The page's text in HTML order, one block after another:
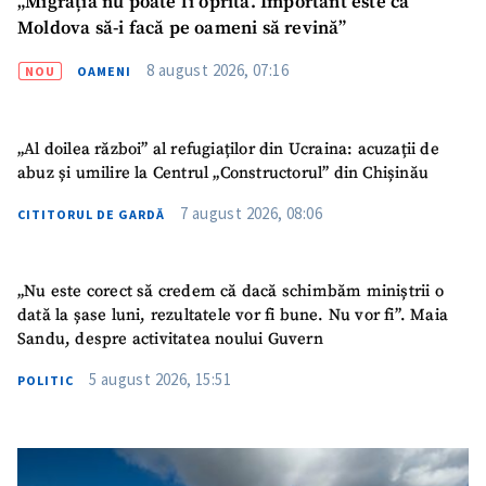
SUSȚINE
Moldova să-i facă pe oameni să revină”
NOU OAMENI 8 august 2026, 07:16
„Al doilea război” al refugiaților din Ucraina: acuzații de
abuz și umilire la Centrul „Constructorul” din Chișinău
CITITORUL DE GARDĂ 7 august 2026, 08:06
„Nu este corect să credem că dacă schimbăm miniștrii o
dată la șase luni, rezultatele vor fi bune. Nu vor fi”. Maia
Sandu, despre activitatea noului Guvern
POLITIC 5 august 2026, 15:51